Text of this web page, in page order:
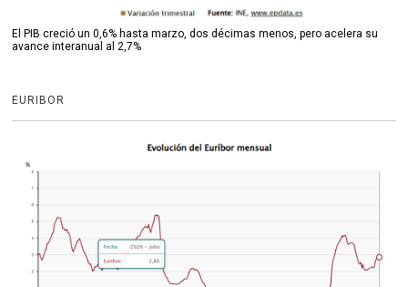
El PIB creció un 0,6% hasta marzo, dos décimas menos, pero acelera su
avance interanual al 2,7%
EURIBOR